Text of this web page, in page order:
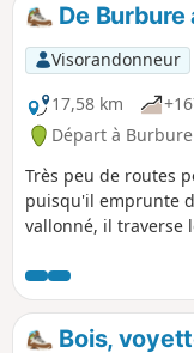
De Burbure
Visorandonneur
17,58 km
Départ à
Très peu de routes
puisqu'il emprunte
vallonné, il traverse
Bois,